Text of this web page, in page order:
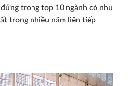
trong top 10 ngành có nhu
trong nhiều năm liên tiếp